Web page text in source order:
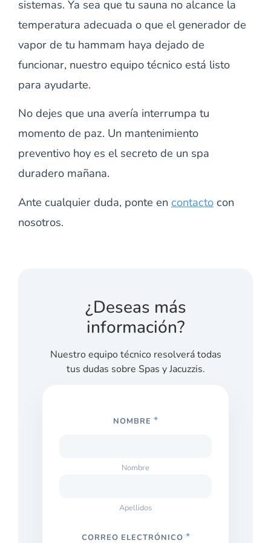
sistemas. Ya sea que tu sauna no alcance la
temperatura adecuada o que el generador de
vapor de tu hammam haya dejado de
funcionar, nuestro equipo técnico está listo
para ayudarte.
No dejes que una avería interrumpa tu
momento de paz. Un mantenimiento
preventivo hoy es el secreto de un spa
duradero mañana.
Ante cualquier duda, ponte en contacto con
nosotros.
¿Deseas más
información?
Nuestro equipo técnico resolverá todas
tus dudas sobre Spas y Jacuzzis.
NOMBRE *
Nombre
Apellidos
CORREO ELECTRÓNICO *